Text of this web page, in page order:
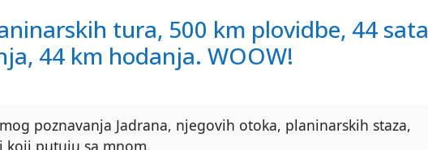
tura, 500 km plovidbe, 44 sata
44 km hodanja. WOOW!
poznavanja Jadrana, njegovih otoka, planinarskih staza,
koji putuju sa mnom.